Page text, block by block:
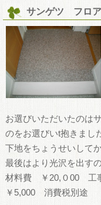
サンゲツ フロ
お選びいただいたのは
のをお選びいt抱きまし
下地をちょうせいして
最後はより光沢を出す
材料費 ￥20,０00 工
￥5,000 消費税別途